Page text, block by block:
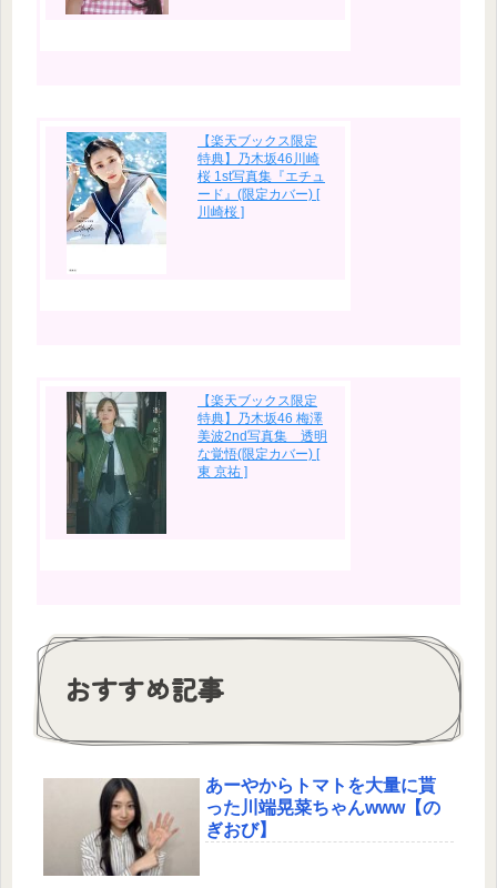
【楽天ブックス限定
特典】乃木坂46川崎
桜 1st写真集『エチュ
ード』(限定カバー) [
川崎桜 ]
【楽天ブックス限定
特典】乃木坂46 梅澤
美波2nd写真集 透明
な覚悟(限定カバー) [
東 京祐 ]
おすすめ記事
あーやからトマトを大量に貰
った川端晃菜ちゃんwww【の
ぎおび】